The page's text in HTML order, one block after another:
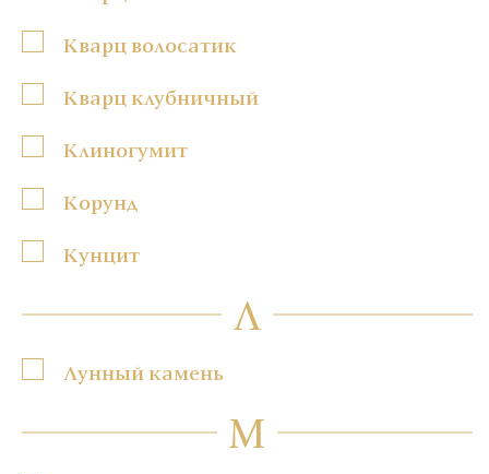
Кварц волосатик
Кварц клубничный
Клиногумит
Корунд
Кунцит
Л
Лунный камень
М